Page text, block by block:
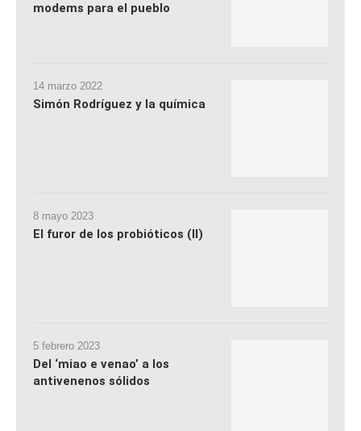
modems para el pueblo
14 marzo 2022
Simón Rodríguez y la química
8 mayo 2023
El furor de los probióticos (II)
5 febrero 2023
Del ‘miao e venao’ a los
antivenenos sólidos